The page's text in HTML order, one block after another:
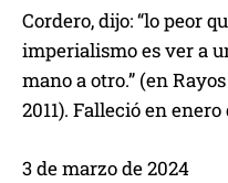
Cordero, dijo: “lo peor
imperialismo es ver a
mano a otro.” (en
2011). Falleció en enero
3 de marzo de 2024